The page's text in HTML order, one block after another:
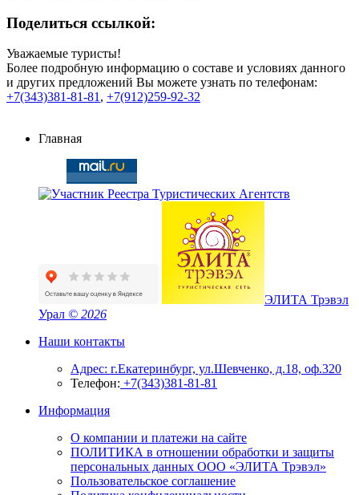
Поделиться ссылкой:
Уважаемые туристы!
Более подробную информацию о составе и условиях данного
и других предложений Вы можете узнать по телефонам:
+7(343)381-81-81, +7(912)259-92-32
Главная
ЭЛИТА Трэвэл
Урал © 2026
Наши контакты
Адрес: г.Екатеринбург, ул.Шевченко, д.18, оф.320
Телефон: +7(343)381-81-81
Информация
О компании и платежи на сайте
ПОЛИТИКА в отношении обработки и защиты
персональных данных ООО «ЭЛИТА Трэвэл»
Пользовательское соглашение